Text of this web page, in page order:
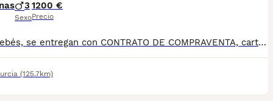
3
Sexo
1200 €
Precio
Estos bebés, se entregan con CONTRATO DE COMPRAVENTA, cartilla veterinaria con vacunas al día,chip y revisiones veterinarias y Garantías.Estos pequeños no son cualquier carlino, sus papás tienen la inscripción al pedigree, el abuelo ha sido campeón de España por parte del padre. Están criados con todo el amor del mundo y queremos para ellos la mejor familia,que los trate como uno más , tal como hacemos nosotros, por lo que uno de los requisitos que pedimos, es mantener un poco el contacto a lo largo del tiempo .
(125.7km)